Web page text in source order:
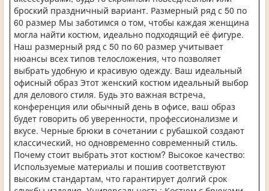
броский праздничный вариант. Размерный ряд с 50 по
60 размер Мы заботимся о том, чтобы каждая женщина
могла найти костюм, идеально подходящий её фигуре.
Наш размерный ряд с 50 по 60 размер учитывает
нюансы всех типов телосложения, что позволяет
выбрать удобную и красивую одежду. Ваш идеальный
офисный образ Этот женский костюм идеальный выбор
для делового стиля. Будь это важная встреча,
конференция или обычный день в офисе, ваш образ
будет говорить об уверенности, профессионализме и
вкусе. Черные брюки в сочетании с рубашкой создают
классический, но одновременно современный стиль.
Почему стоит выбрать этот костюм? Высокое качество:
Используемые материалы и пошив соответствуют
высоким стандартам, что гарантирует долгий срок